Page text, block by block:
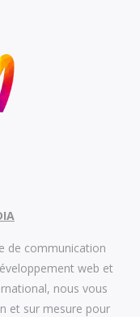
de communication
web et
nous vous
et sur mesure pour